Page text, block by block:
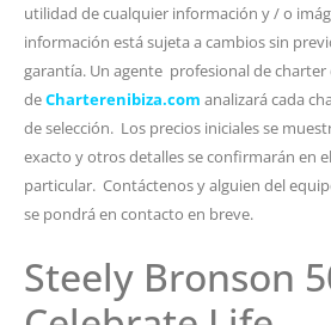
utilidad de cualquier información y / o
información está sujeta a cambios sin
garantía. Un agente profesional de charter
deCharterenibiza.com analizará cada
de selección. Los precios iniciales se
exacto y otros detalles se confirmarán en
particular. Contáctenos y alguien del
se pondrá en contacto en breve.
Steely Bronson